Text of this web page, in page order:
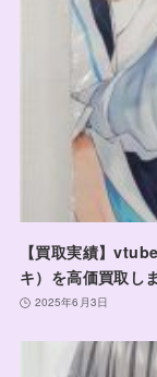
【買取実績】
キ）を高価買取し
2025年6月3日